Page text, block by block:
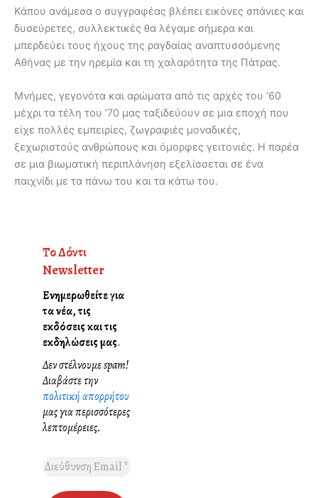
Κάπου ανάμεσα ο συγγραφέας βλέπει εικόνες σπάνιες και
δυσεύρετες, συλλεκτικές θα λέγαμε σήμερα και
μπερδεύει τους ήχους της ραγδαίας αναπτυσσόμενης
Αθήνας με την ηρεμία και τη χαλαρότητα της Πάτρας.
Μνήμες, γεγονότα και αρώματα από τις αρχές του ‘60
μέχρι τα τέλη του ’70 μας ταξιδεύουν σε μια εποχή που
είχε πολλές εμπειρίες, ζωγραφιές μοναδικές,
ξεχωριστούς ανθρώπους και όμορφες γειτονιές. Η παρέα
σε μια βιωματική περιπλάνηση εξελίσσεται σε ένα
παιχνίδι με τα πάνω του και τα κάτω του.
Το Δόντι
Newsletter
Ενημερωθείτε για
τα νέα, τις
εκδόσεις και τις
εκδηλώσεις μας.
Δεν στέλνουμε spam!
Διαβάστε την
πολιτική απορρήτου
μας για περισσότερες
λεπτομέρειες.